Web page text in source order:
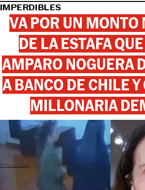
IMPERDIBLES
VA POR UN MONTO
DE LA ESTAFA
AMPARO NOGUERA
A BANCO DE CHILE
MILLONARIA